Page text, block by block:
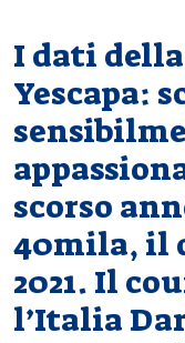
I dati
Yescapa:
scorso
40mila, il
2021. Il
l’Italia